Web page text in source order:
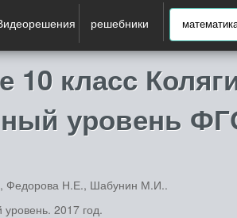
решебники
10 класс
уровень
Федорова Н.Е., Шабунин М.И..
2017 год.